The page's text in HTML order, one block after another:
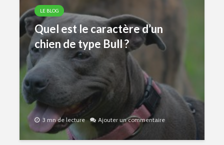
LE BLOG
Quel est le caractère d’un
chien de type Bull ?
3 mn de lecture Ajouter un commentaire